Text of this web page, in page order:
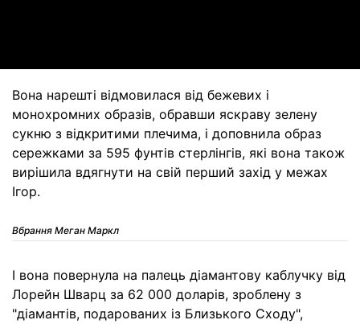
Вона нарешті відмовилася від бежевих і
монохромних образів, обравши яскраву зелену
сукню з відкритими плечима, і доповнила образ
сережками за 595 фунтів стерлінгів, які вона також
вирішила вдягнути на свій перший захід у межах
Ігор.
Вбрання Меган Маркл
І вона повернула на палець діамантову каблучку від
Лорейн Шварц за 62 000 доларів, зроблену з
"діамантів, подарованих із Близького Сходу",